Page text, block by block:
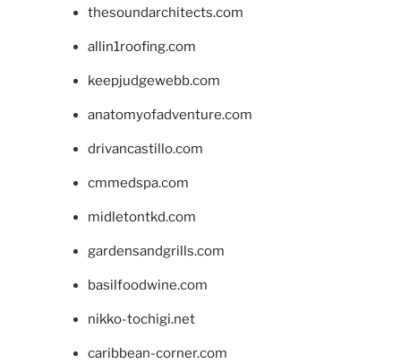
thesoundarchitects.com
allin1roofing.com
keepjudgewebb.com
anatomyofadventure.com
drivancastillo.com
cmmedspa.com
midletontkd.com
gardensandgrills.com
basilfoodwine.com
nikko-tochigi.net
caribbean-corner.com